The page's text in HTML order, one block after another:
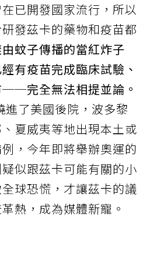
已開發國家流行，所以
發茲卡的藥物和疫苗都
蚊子傳播的當紅炸子
有疫苗完成臨床試驗、
──完全無法相提並論。
了美國後院，波多黎
夏威夷等地出現本土或
，今年即將舉辦奧運的
似跟茲卡可能有關的小
球恐慌，才讓茲卡的議
熱，成為媒體新寵。